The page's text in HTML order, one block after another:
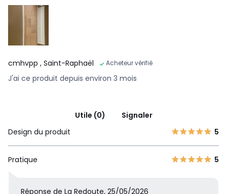
cmhvpp , Saint-Raphaël Acheteur vérifié
J'ai ce produit depuis environ 3 mois
Utile (0)
Signaler
Design du produit
5
Pratique 5
Réponse de La Redoute, 25/05/2026